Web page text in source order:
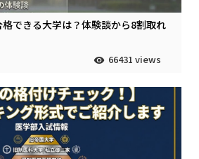
できる大学は？体験談から8割取れ
66431 views